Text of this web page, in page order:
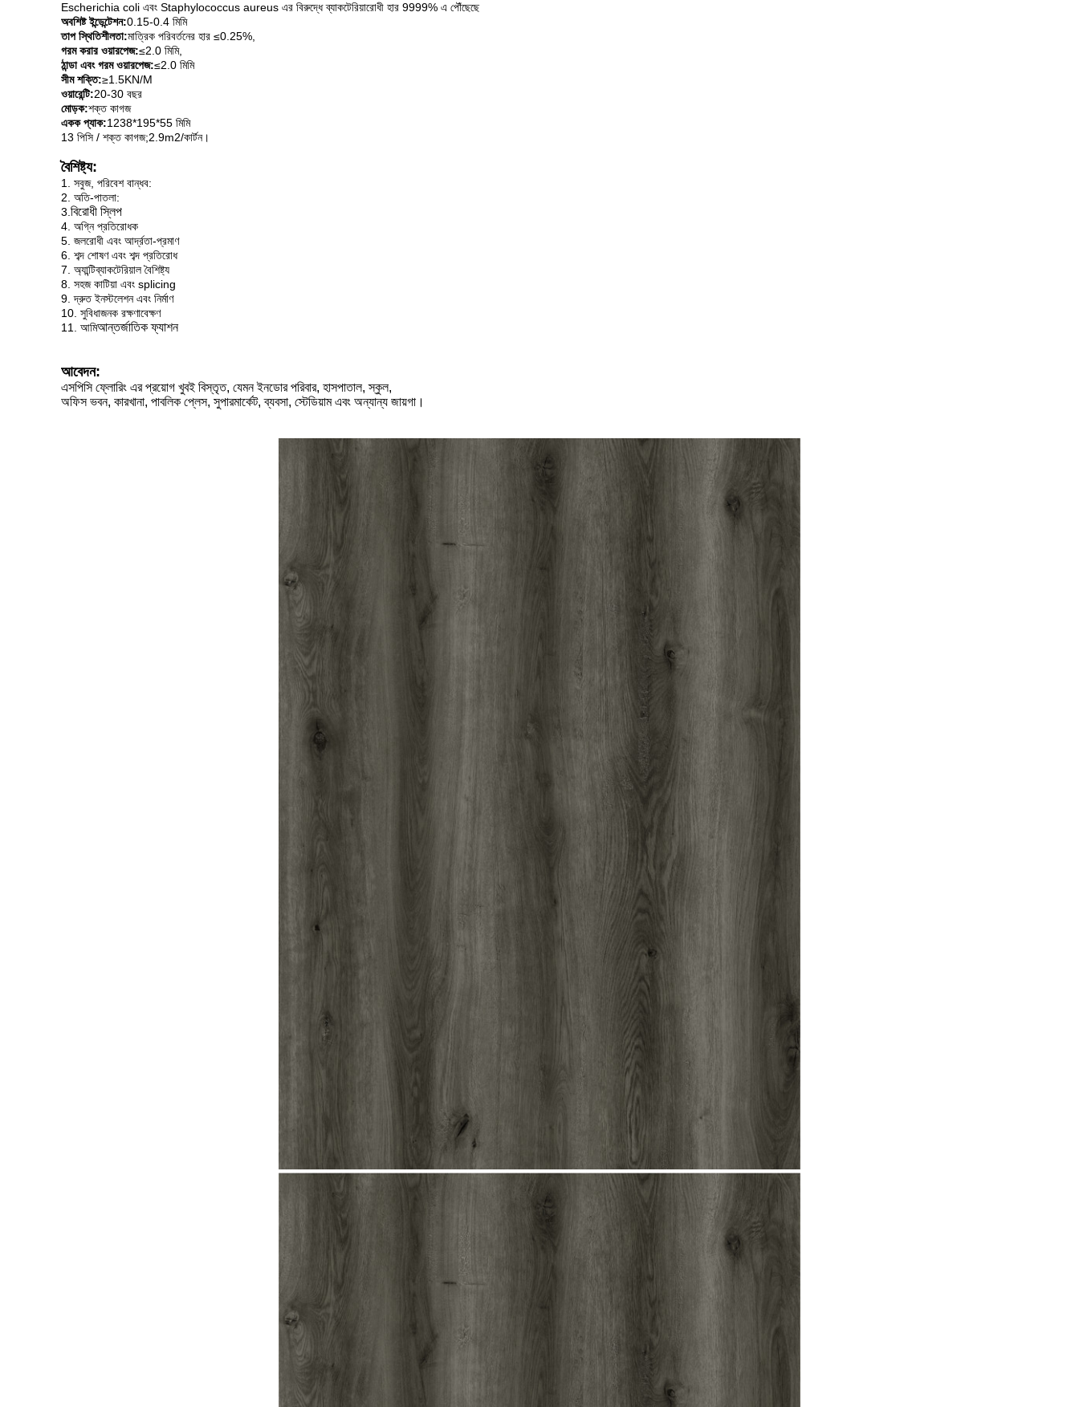
Escherichia coli এবং Staphylococcus aureus এর বিরুদ্ধে ব্যাকটেরিয়ারোধী হার 9999% এ পৌঁছেছে
অবশিষ্ট ইন্ডেন্টেশন:0.15-0.4 মিমি
তাপ স্থিতিশীলতা:মাত্রিক পরিবর্তনের হার ≤0.25%,
গরম করার ওয়ারপেজ:≤2.0 মিমি,
ঠান্ডা এবং গরম ওয়ারপেজ:≤2.0 মিমি
সীম শক্তি:≥1.5KN/M
ওয়ারেন্টি:20-30 বছর
মোড়ক:শক্ত কাগজ
একক প্যাক:1238*195*55 মিমি
13 পিসি / শক্ত কাগজ;2.9m2/কার্টন।
বৈশিষ্ট্য:
1. সবুজ, পরিবেশ বান্ধব:
2. অতি-পাতলা:
3. বিরোধী স্লিপ
4. অগ্নি প্রতিরোধক
5. জলরোধী এবং আর্দ্রতা-প্রমাণ
6. শব্দ শোষণ এবং শব্দ প্রতিরোধ
7. অ্যান্টিব্যাকটেরিয়াল বৈশিষ্ট্য
8. সহজ কাটিয়া এবং splicing
9. দ্রুত ইনস্টলেশন এবং নির্মাণ
10. সুবিধাজনক রক্ষণাবেক্ষণ
11. আমিআন্তর্জাতিক ফ্যাশন
আবেদন:
এসপিসি ফ্লোরিং এর প্রয়োগ খুবই বিস্তৃত, যেমন ইনডোর পরিবার, হাসপাতাল, স্কুল,
অফিস ভবন, কারখানা, পাবলিক প্লেস, সুপারমার্কেট, ব্যবসা, স্টেডিয়াম এবং অন্যান্য জায়গা।